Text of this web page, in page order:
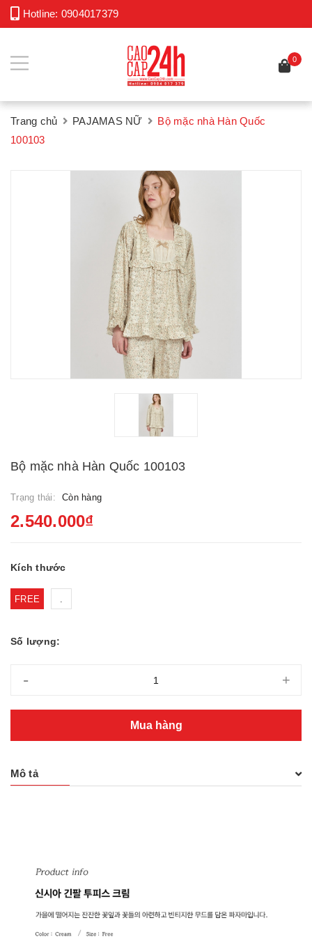
Hotline: 0904017379
0
Trang chủ PAJAMAS NỮ
Bộ mặc nhà Hàn Quốc
100103
Bộ mặc nhà Hàn Quốc 100103
Trạng thái: Còn hàng
2.540.000₫
Kích thước
FREE .
Số lượng:
- +
Mua hàng
Mô tả